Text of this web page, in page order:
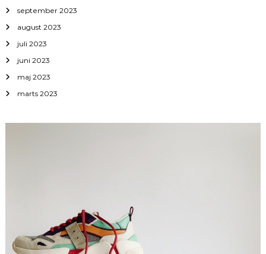
september 2023
august 2023
juli 2023
juni 2023
maj 2023
marts 2023